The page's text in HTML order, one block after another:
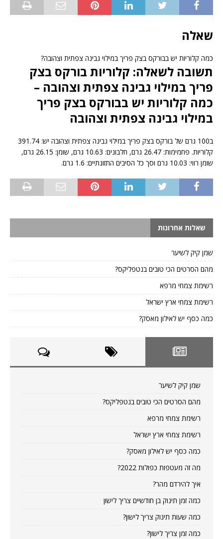
שאלה
כמה קלוריות יש בבורקס בצק פריך במילוי גבינה צפתית וצהובה?
תשובה לשאלה: קלוריות בורקס בצק
פריך במילוי גבינה צפתית וצהובה –
כמה קלוריות יש בבורקס בצק פריך
במילוי גבינה צפתית וצהובה
ב100 גרם של בורקס בצק פריך במילוי גבינה צפתית וצהובה יש: 391.74
קלוריות. פחמימות: 26.47 גרם, חלבונים: 10.63 גרם, שומן: 26.15 גרם,
שומן רווי: 10.03 גרם וסך כל הסיבים התזונתיים: 1.6 גרם.
שאלות אחרונות
שמן קיק לשיער
מהם הסרטים הכי טובים בנטפליקס?
רשימת צמחי מרפא
רשימת צמחי ארץ ישראל
כמה כסף יש לאילון מאסק?
שמן קיק לשיער
מהם הסרטים הכי טובים בנטפליקס?
רשימת צמחי מרפא
רשימת צמחי ארץ ישראל
כמה כסף יש לאילון מאסק?
מה זה מעטפות כפולות 2022?
איך להירדם מהר?
כמה זמן תינוק בן חודשיים צריך לישון
כמה שעות תינוק צריך לישון?
כמה זמן צריך לישון?